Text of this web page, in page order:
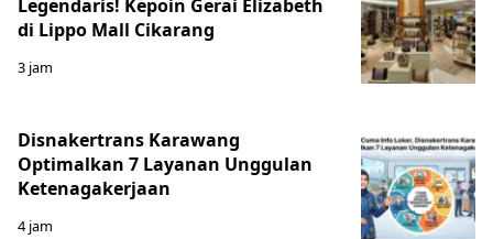
Legendaris! Kepoin Gerai Elizabeth
di Lippo Mall Cikarang
3 jam
Disnakertrans Karawang
Optimalkan 7 Layanan Unggulan
Ketenagakerjaan
4 jam